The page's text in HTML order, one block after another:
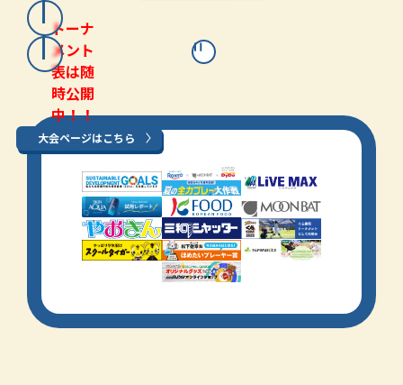
トーナ
メント
表は随
時公開
中！！
大会ページはこちら